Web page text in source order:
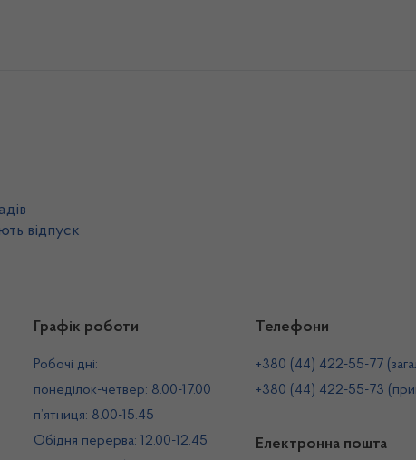
відпуск
Графік роботи
Робочі дні:
понеділок-четвер: 8.00-17.00
п’ятниця: 8.00-15.45
Обідня перерва: 12.00-12.45
Телефони
+380 (44) 422-55-77
+380 (44) 422-55-73
Електронна пошта